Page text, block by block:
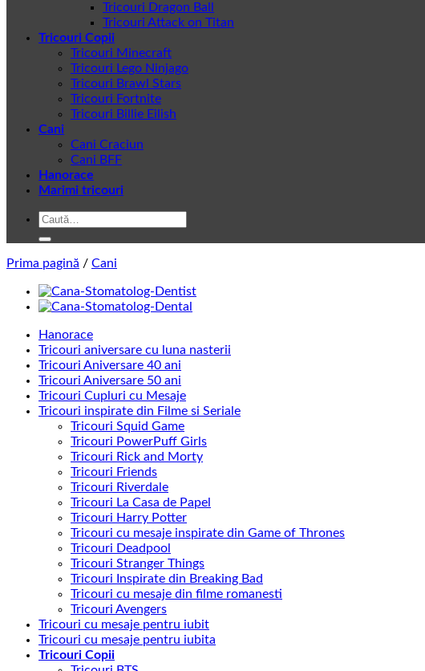
Tricouri Dragon Ball
Tricouri Attack on Titan
Tricouri Copii
Tricouri Minecraft
Tricouri Lego Ninjago
Tricouri Brawl Stars
Tricouri Fortnite
Tricouri Billie Eilish
Cani
Cani Craciun
Cani BFF
Hanorace
Marimi tricouri
Caută
Prima pagină / Cani
Hanorace
Tricouri aniversare cu luna nasterii
Tricouri Aniversare 40 ani
Tricouri Aniversare 50 ani
Tricouri Cupluri cu Mesaje
Tricouri inspirate din Filme si Seriale
Tricouri Squid Game
Tricouri PowerPuff Girls
Tricouri Rick and Morty
Tricouri Friends
Tricouri Riverdale
Tricouri La Casa de Papel
Tricouri Harry Potter
Tricouri cu mesaje inspirate din Game of Thrones
Tricouri Deadpool
Tricouri Stranger Things
Tricouri Inspirate din Breaking Bad
Tricouri cu mesaje din filme romanesti
Tricouri Avengers
Tricouri cu mesaje pentru iubit
Tricouri cu mesaje pentru iubita
Tricouri Copii